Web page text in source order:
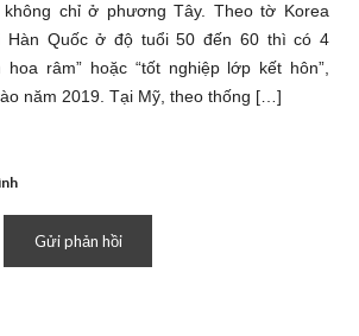
chỉ ở phương Tây. Theo tờ Korea
Hàn Quốc ở độ tuổi 50 đến 60 thì có 4
râm” hoặc “tốt nghiệp lớp kết hôn”,
năm 2019. Tại Mỹ, theo thống […]
Gửi phản hồi